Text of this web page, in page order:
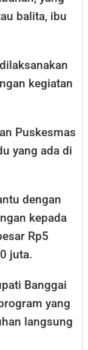
balita, ibu
kegiatan
Puskesmas
yang ada di
dengan
kepada
Rp5
juta.
Banggai
yang
langsung